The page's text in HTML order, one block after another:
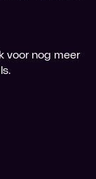
voor nog meer